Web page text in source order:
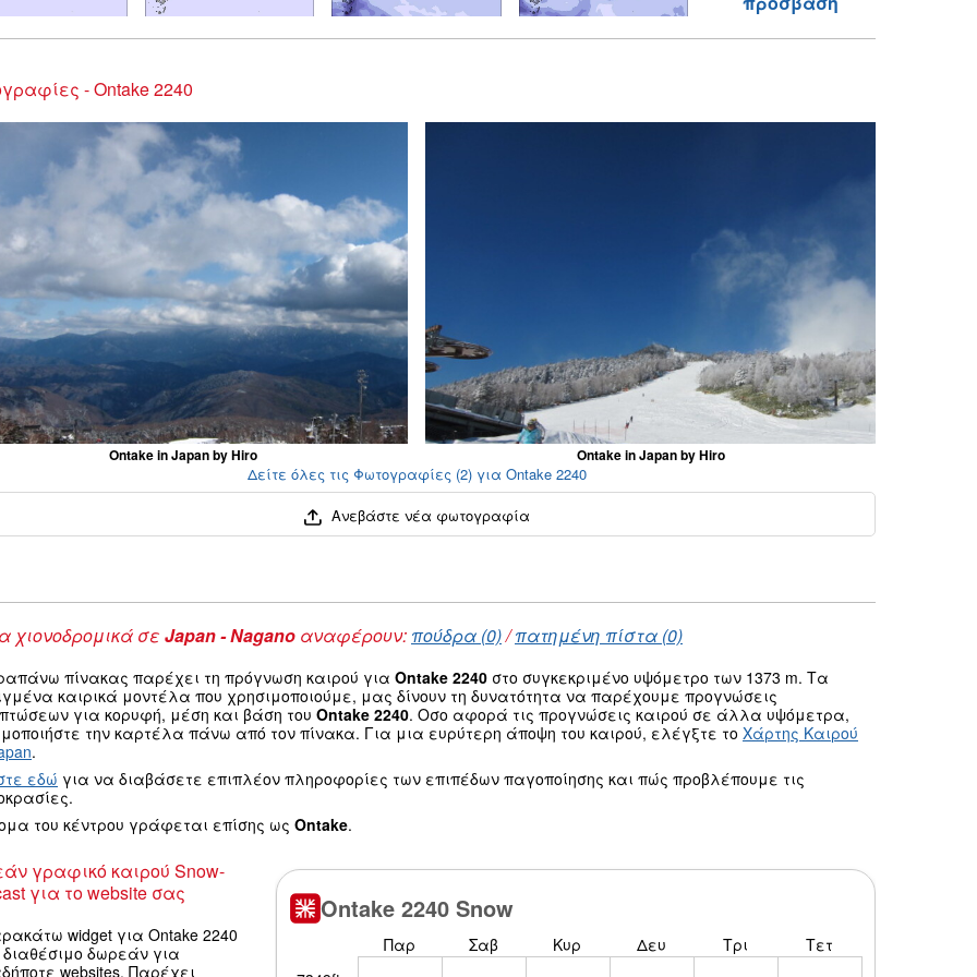
- Ontake 2240
Ontake in Japan by Hiro Ontake in Japan by Hiro
Δείτε όλες τις Φωτογραφίες (2) για Ontake 2240
Ανεβάστε νέα φωτογραφία
χιονοδρομικά σε Japan - Nagano αναφέρουν: πούδρα (0)/πατημένη πίστα (0)
πίνακας παρέχει τη πρόγνωση καιρού για Ontake 2240 στο συγκεκριμένο υψόμετρο των 1373 m. Τα
καιρικά μοντέλα που χρησιμοποιούμε, μας δίνουν τη δυνατότητα να παρέχουμε προγνώσεις
για κορυφή, μέση και βάση του Ontake 2240. Οσο αφορά τις προγνώσεις καιρού σε άλλα υψόμετρα,
την καρτέλα πάνω από τον πίνακα. Για μια ευρύτερη άποψη του καιρού, ελέγξτε το Χάρτης Καιρού
.
εδώ για να διαβάσετε επιπλέον πληροφορίες των επιπέδων παγοποίησης και πώς προβλέπουμε τις
του κέντρου γράφεται επίσης ως Ontake.
γραφικό καιρού Snow-
για το website σας
widget για Ontake 2240
διαθέσιμο δωρεάν για
websites. Παρέχει